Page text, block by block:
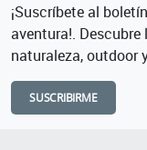
¡Suscríbete al
aventura!.
naturaleza, outdoor
SUSCRIBIRME